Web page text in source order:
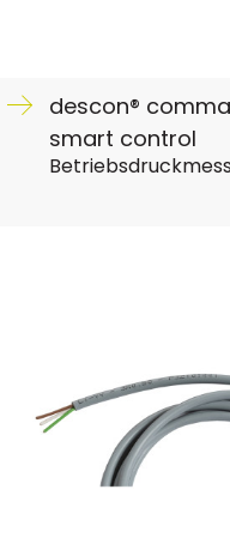
descon®
smart control